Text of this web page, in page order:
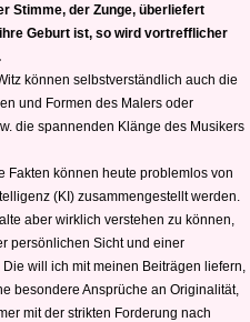
Stimme, der Zunge, überliefert
Geburt ist, so wird vortrefflicher
können selbstverständlich auch die
und Formen des Malers oder
die spannenden Klänge des Musikers
Fakten können heute problemlos von
(KI) zusammengestellt werden.
aber wirklich verstehen zu können,
persönlichen Sicht und einer
will ich mit meinen Beiträgen liefern,
besondere Ansprüche an Originalität,
mit der strikten Forderung nach